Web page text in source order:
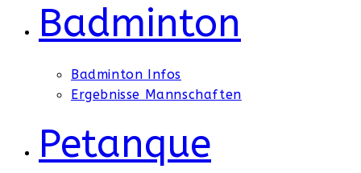
Badminton
Badminton Infos
Ergebnisse Mannschaften
Petanque